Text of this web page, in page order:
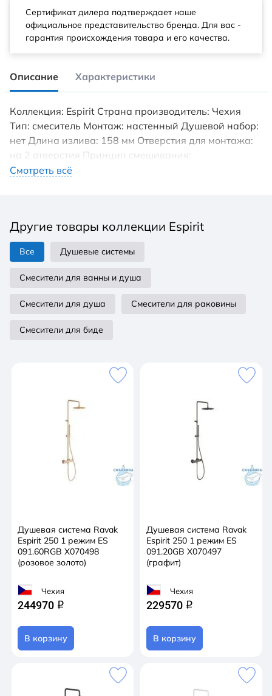
Сертификат дилера подтверждает наше
официальное представительство бренда. Для вас -
гарантия происхождения товара и его качества.
Описание Характеристики
Коллекция: Espirit Страна производитель: Чехия
Тип: смеситель Монтаж: настенный Душевой набор:
нет Длина излива: 158 мм Отверстия для монтажа:
на 2 отверстия Принцип смешивания:
однорычажный Вид излива: традиционный Стиль:
Картридж: керамический 35 мм Подвод воды: 1/2
Отвод для душа: G 1/2 Штихмас: 150±20 мм
Смотреть всё
Другие товары коллекции Espirit
Все Душевые системы
Смесители для ванны и душа
Смесители для душа Смесители для раковины
Смесители для биде
Душевая система Ravak
Espirit 250 1 режим ES
091.60RGB X070498
(розовое золото)
Чехия
244970 q
В корзину
Душевая система Ravak
Espirit 250 1 режим ES
091.20GB X070497
(графит)
Чехия
229570 q
В корзину